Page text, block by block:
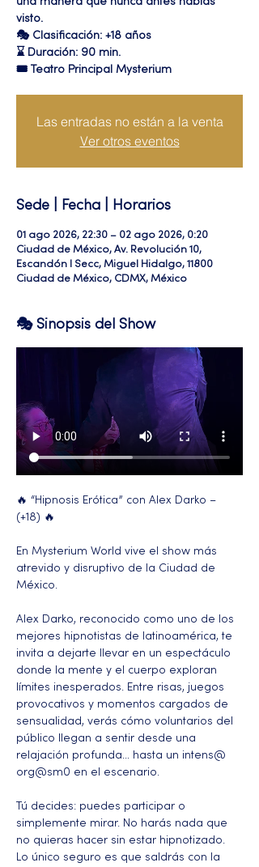
visto.
🎭 Clasificación: +18 años
⌛ Duración: 90 min.
🎟 Teatro Principal Mysterium
Las entradas no están a la venta
Ver otros eventos
Sede | Fecha | Horarios
01 ago 2026, 22:30 – 02 ago 2026, 0:20
Ciudad de México, Av. Revolución 10,
Escandón I Secc, Miguel Hidalgo, 11800
Ciudad de México, CDMX, México
🎭 Sinopsis del Show
🔥 “Hipnosis Erótica” con Alex Darko –
(+18) 🔥
En Mysterium World vive el show más
atrevido y disruptivo de la Ciudad de
México.
Alex Darko, reconocido como uno de los
mejores hipnotistas de latinoamérica, te
invita a dejarte llevar en un espectáculo
donde la mente y el cuerpo exploran
límites inesperados. Entre risas, juegos
provocativos y momentos cargados de
sensualidad, verás cómo voluntarios del
público llegan a sentir desde una
relajación profunda… hasta un intens@
org@sm0 en el escenario.
Tú decides: puedes participar o
simplemente mirar. No harás nada que
no quieras hacer sin estar hipnotizado.
Lo único seguro es que saldrás con la